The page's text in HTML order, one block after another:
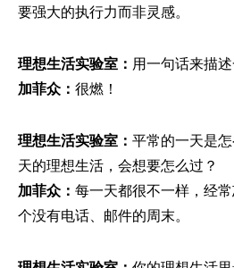
要强大的执行力而非灵感。
理想生活实验室： 用一句话来描
加菲众： 很燃！
理想生活实验室： 平常的一天是
天的理想生活，会想要怎么过？
加菲众： 每一天都很不一样，经
个没有电话、邮件的周末。